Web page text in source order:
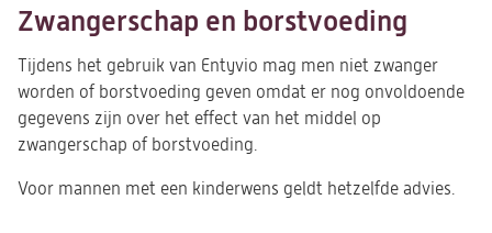
Zwangerschap en borstvoeding
Tijdens het gebruik van Entyvio mag men niet zwanger
worden of borstvoeding geven omdat er nog onvoldoende
gegevens zijn over het effect van het middel op
zwangerschap of borstvoeding.
Voor mannen met een kinderwens geldt hetzelfde advies.